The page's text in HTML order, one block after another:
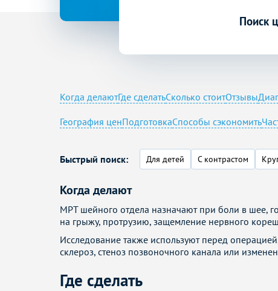
Поиск
Когда делаютГде сделатьСколько стоитОтзывы
География ценПодготовкаСпособы сэкономить
Когда делают
МРТ шейного отдела назначают при боли в шее,
на грыжу, протрузию, защемление нервного
Исследование также используют перед
склероз, стеноз позвоночного канала или
Быстрый поиск: Для детей С контрастом
Где сделать